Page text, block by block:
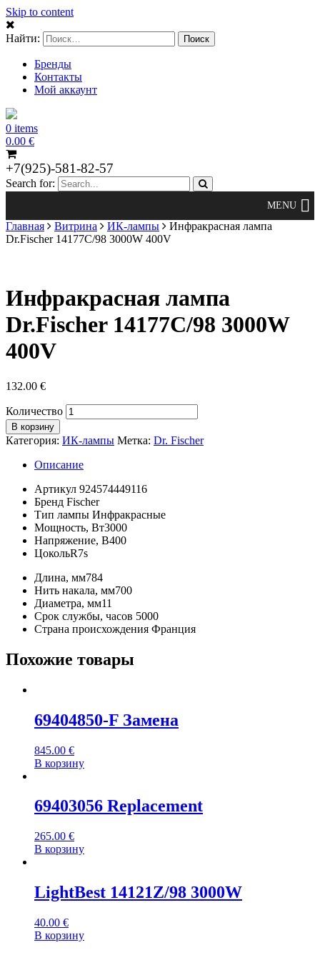
Skip to content
Найти:
Бренды
Контакты
Мой аккаунт
0 items
0.00 €
+7(925)-581-82-57
Search for:
Главная Витрина ИК-лампы
Инфракрасная лампа
Dr.Fischer 14177C/98 3000W 400V
Инфракрасная лампа
Dr.Fischer 14177C/98 3000W
400V
132.00 €
Количество
В корзину
Категория: ИК-лампы Метка: Dr. Fischer
Описание
Артикул 924574449116
Бренд Fischer
Тип лампы Инфракрасные
Мощность, Вт3000
Напряжение, В400
ЦокольR7s
Длина, мм784
Нить накала, мм700
Диаметра, мм11
Срок службы, часов 5000
Страна происхождения Франция
Похожие товары
69404850-F Замена
845.00 €
В корзину
69403056 Replacement
265.00 €
В корзину
LightBest 14121Z/98 3000W
40.00 €
В корзину